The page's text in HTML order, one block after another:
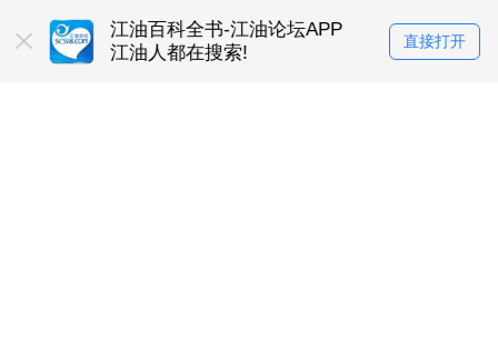
用
江油百科全书-江油论坛APP
江油人都在搜索!
找工作上江油
江油人都下载
直接打开